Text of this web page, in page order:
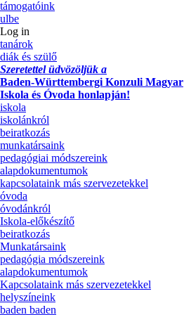
támogatóink
ulbe
Log in
tanárok
diák és szülő
Szeretettel üdvözöljük a
Baden-Württembergi Konzuli Magyar
Iskola és Óvoda honlapján!
iskola
iskolánkról
beiratkozás
munkatársaink
pedagógiai módszereink
alapdokumentumok
kapcsolataink más szervezetekkel
óvoda
óvodánkról
Iskola-előkészítő
beiratkozás
Munkatársaink
pedagógia módszereink
alapdokumentumok
Kapcsolataink más szervezetekkel
helyszíneink
baden baden